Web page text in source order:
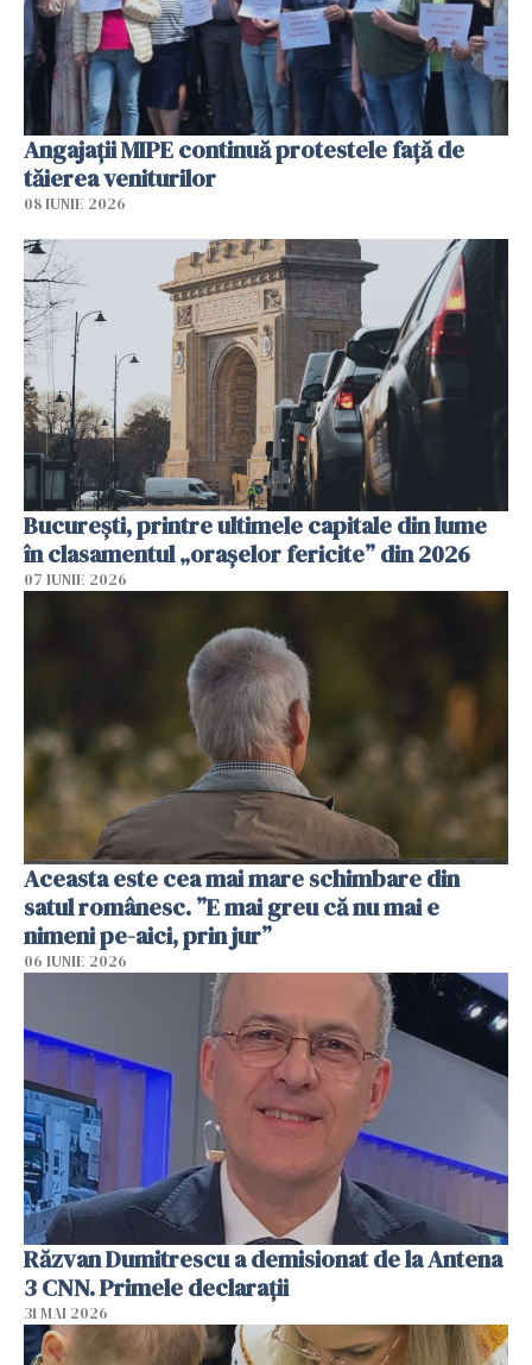
Angajaţii MIPE continuă protestele faţă de
tăierea veniturilor
08 IUNIE 2026
București, printre ultimele capitale din lume
în clasamentul „orașelor fericite” din 2026
07 IUNIE 2026
Aceasta este cea mai mare schimbare din
satul românesc. ”E mai greu că nu mai e
nimeni pe-aici, prin jur”
06 IUNIE 2026
Răzvan Dumitrescu a demisionat de la Antena
3 CNN. Primele declarații
31 MAI 2026